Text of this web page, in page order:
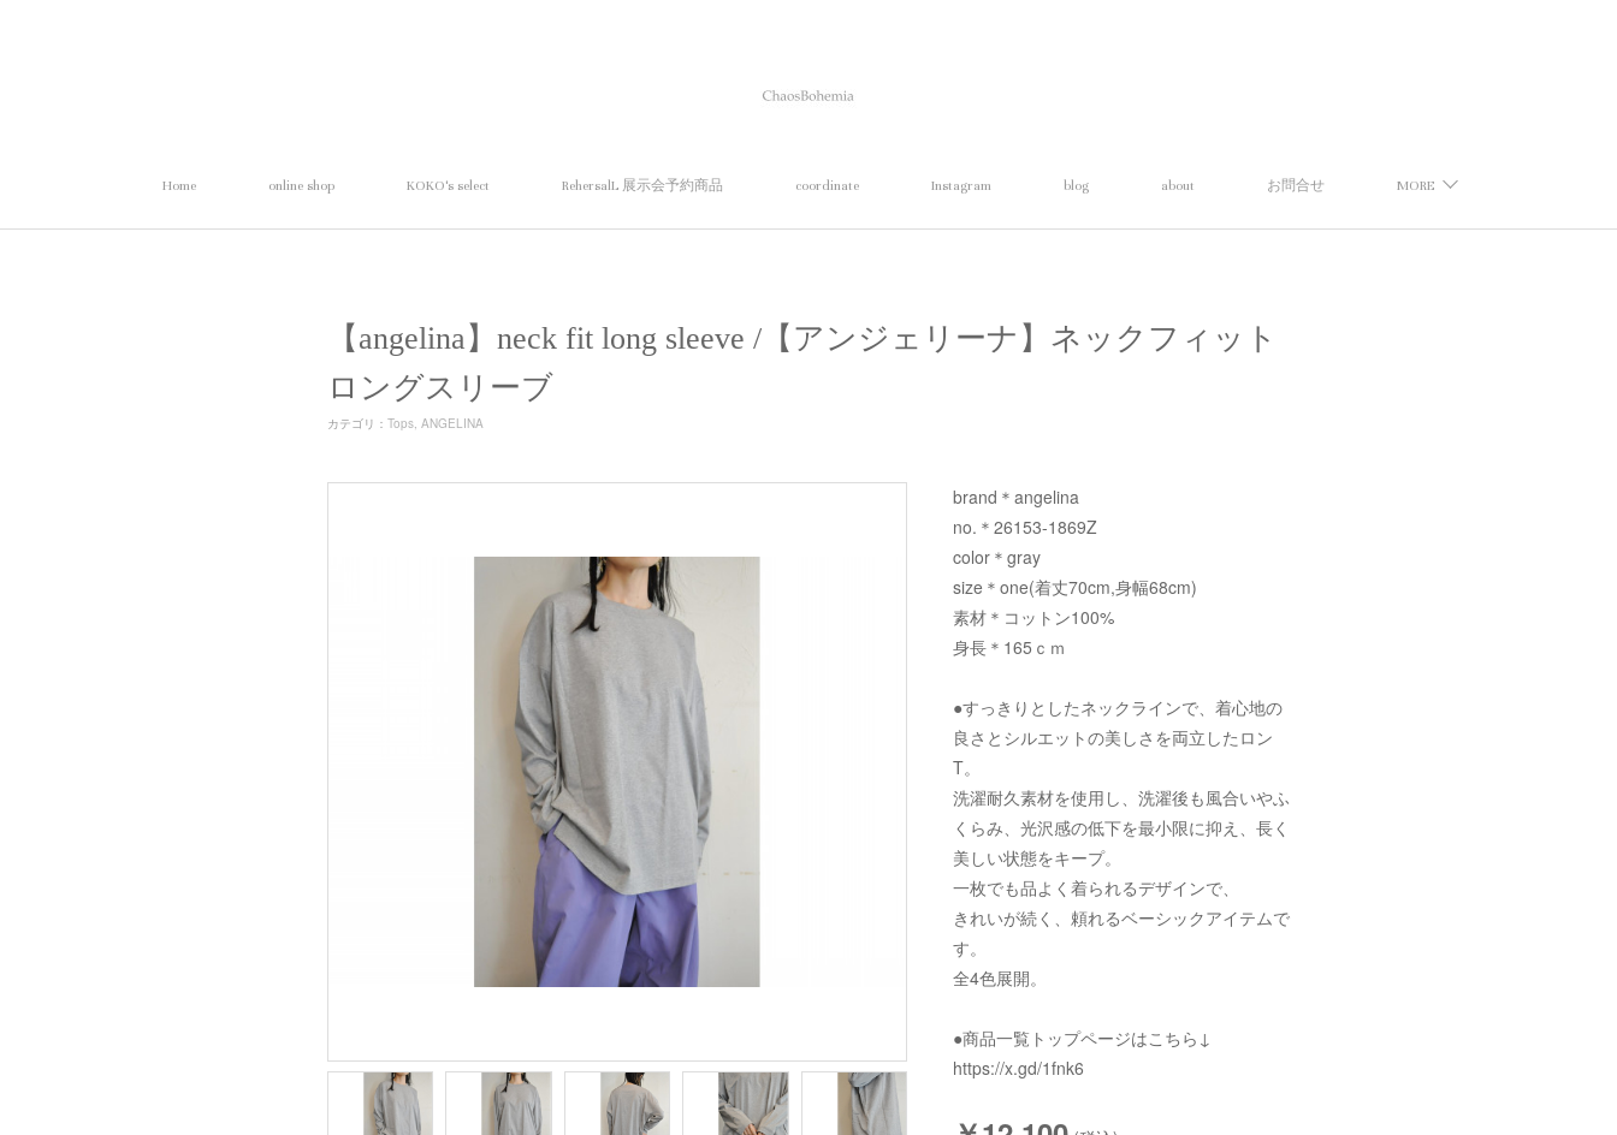
Home online shop KOKO's select RehersalL 展示会予約商品 coordinate Instagram blog about お問合せ MORE
【angelina】neck fit long sleeve /【アンジェリーナ】ネックフィット
ロングスリーブ
カテゴリ ： Tops ANGELINA
brand＊angelina
no.＊26153-1869Z
color＊gray
size＊one(着丈70cm,身幅68cm)
素材＊コットン100%
身長＊165ｃｍ
●すっきりとしたネックラインで、着心地の
良さとシルエットの美しさを両立したロン
T。
洗濯耐久素材を使用し、洗濯後も風合いやふ
くらみ、光沢感の低下を最小限に抑え、長く
美しい状態をキープ。
一枚でも品よく着られるデザインで、
きれいが続く、頼れるベーシックアイテムで
す。
全4色展開。
●商品一覧トップページはこちら↓
https://x.gd/1fnk6